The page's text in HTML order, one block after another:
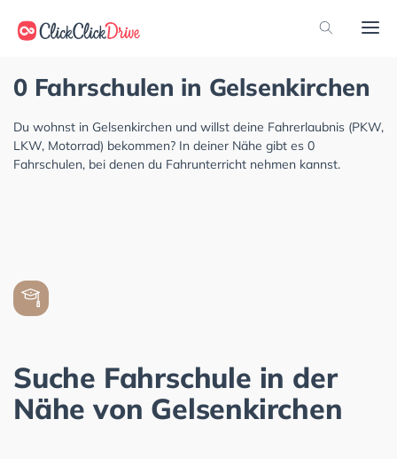
0 Fahrschulen in Gelsenkirchen
Du wohnst in Gelsenkirchen und willst deine Fahrerlaubnis (PKW,
LKW, Motorrad) bekommen? In deiner Nähe gibt es 0
Fahrschulen, bei denen du Fahrunterricht nehmen kannst.
Suche Fahrschule in der
Nähe von Gelsenkirchen